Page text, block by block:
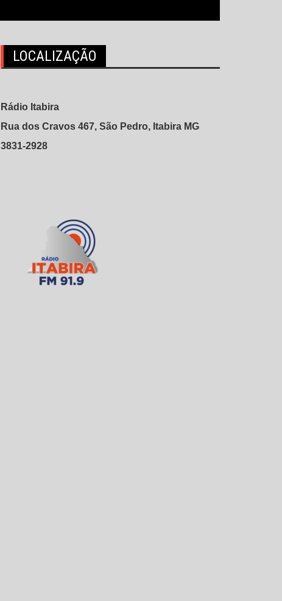
LOCALIZAÇÃO
Rádio Itabira
Rua dos Cravos 467, São Pedro, Itabira MG
3831-2928